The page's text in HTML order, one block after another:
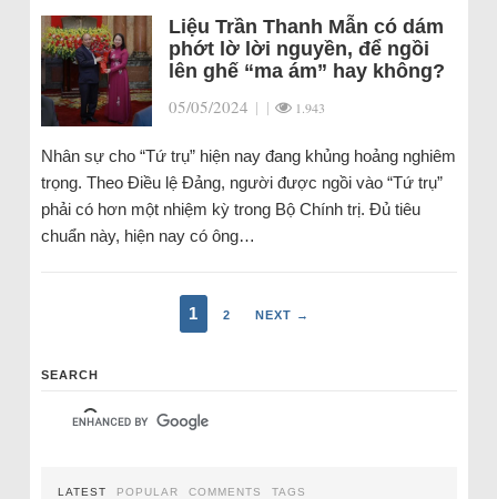
Liệu Trần Thanh Mẫn có dám
phớt lờ lời nguyền, để ngồi
lên ghế “ma ám” hay không?
05/05/2024 | | 1.943
Nhân sự cho “Tứ trụ” hiện nay đang khủng hoảng nghiêm
trọng. Theo Điều lệ Đảng, người được ngồi vào “Tứ trụ”
phải có hơn một nhiệm kỳ trong Bộ Chính trị. Đủ tiêu
chuẩn này, hiện nay có ông…
1 2 NEXT →
SEARCH
LATEST POPULAR COMMENTS TAGS